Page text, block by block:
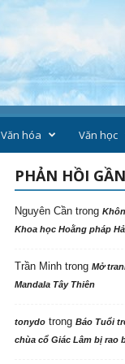
Văn hóa Văn học
PHẢN HỒI
Nguyên Cầntrong
Khoa học Hoằng pháp
Trần Minhtrong Mở
Mandala Tây Thiên
tonydotrong Báo Tuổi
chùa cổ Giác Lâm bị rao